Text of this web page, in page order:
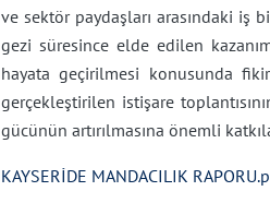
ve sektör paydaşları arasındaki
gezi süresince elde edilen
hayata geçirilmesi konusunda
gerçekleştirilen istişare
gücünün artırılmasına önemli
KAYSERİDE MANDACILIK